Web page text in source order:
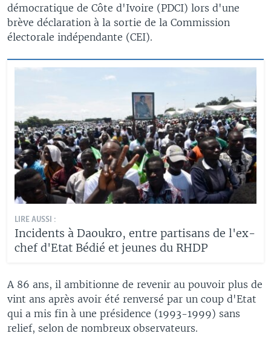
démocratique de Côte d'Ivoire (PDCI) lors d'une
brève déclaration à la sortie de la Commission
électorale indépendante (CEI).
LIRE AUSSI :
Incidents à Daoukro, entre partisans de l'ex-
chef d'Etat Bédié et jeunes du RHDP
A 86 ans, il ambitionne de revenir au pouvoir plus de
vint ans après avoir été renversé par un coup d'Etat
qui a mis fin à une présidence (1993-1999) sans
relief, selon de nombreux observateurs.